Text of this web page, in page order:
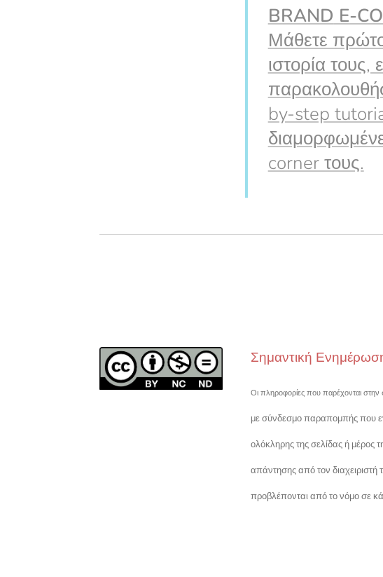
BRAND E-
Μάθετε
ιστορία
by-step
corner τους.
Σημαντική
Οι πληροφορίες που παρέχονται στην
με σύνδεσμο παραπομπής που
ολόκληρης της σελίδας ή
απάντησης από τον διαχειριστή
προβλέπονται από το νόμο σε